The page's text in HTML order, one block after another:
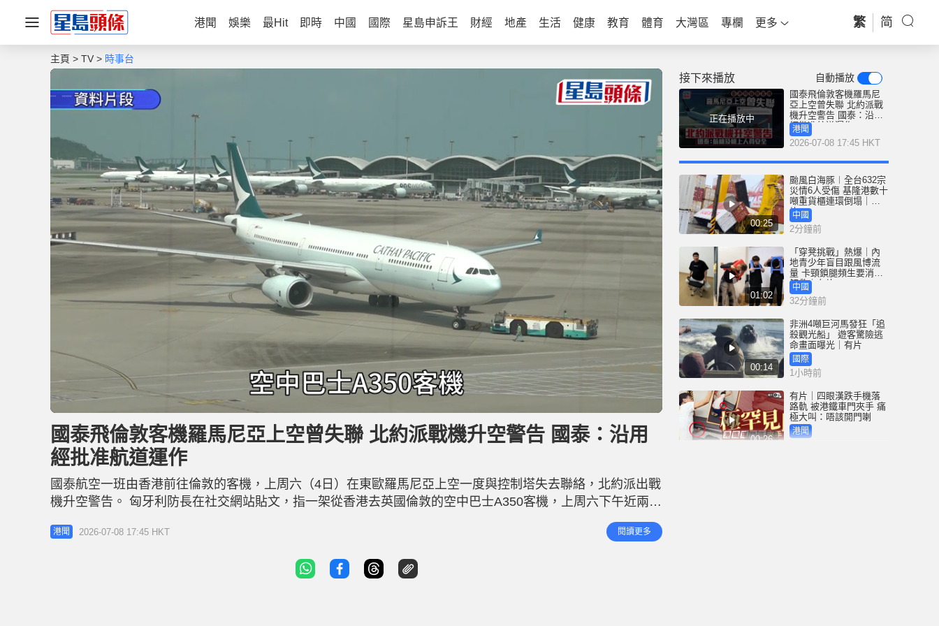
港聞 娛樂 最Hit 即時 中國 國際 星島申訴王 財經 地產 生活 健康 教育 體育 大灣區 專欄 更多 繁 简
主頁 TV 時事台
n
u
t
e
L
o
d
e
d
6
%
國泰飛倫敦客機羅馬尼亞上空曾失聯 北約派戰機升空警告 國泰：沿用
經批准航道運作
國泰航空一班由香港前往倫敦的客機，上周六（4日）在東歐羅馬尼亞上空一度與控制塔失去聯絡，北約派出戰
機升空警告。 匈牙利防長在社交網站貼文，指一架從香港去英國倫敦的空中巴士A350客機，上周六下午近兩時
飛到羅馬尼亞上空時，與控制塔失去聯絡。事件觸發北約快速反應警報，與羅馬尼亞接壤的匈牙利，空軍接報
後派戰機升空作目視警告。涉事客機隨即聯絡控制塔，戰機隨後返回空軍基地。 據了解，涉事的是國泰航班
港聞 2026-07-08 17:45 HKT 閱讀更多
接下來播放 自動播放
正在播放中
國泰飛倫敦客機羅馬尼
亞上空曾失聯 北約派戰
機升空警告 國泰：沿用
經批准航道運作
港聞
2026-07-08 17:45 HKT
00:25
颱風白海豚︱全台632宗
災情6人受傷 基隆港數十
噸重貨櫃連環倒塌｜有
片中國
2分鐘前
01:02
「穿凳挑戰」熱爆｜內
地青少年盲目跟風博流
量 卡頸鎖腿頻生要消防
解救｜有片
中國
32分鐘前
00:14
非洲4噸巨河馬發狂「追
殺觀光船」 遊客驚險逃
命畫面曝光｜有片
國際
1小時前
00:26
有片｜四眼漢跌手機落
路軌 被港鐵車門夾手 痛
極大叫：唔該開門喇
港聞